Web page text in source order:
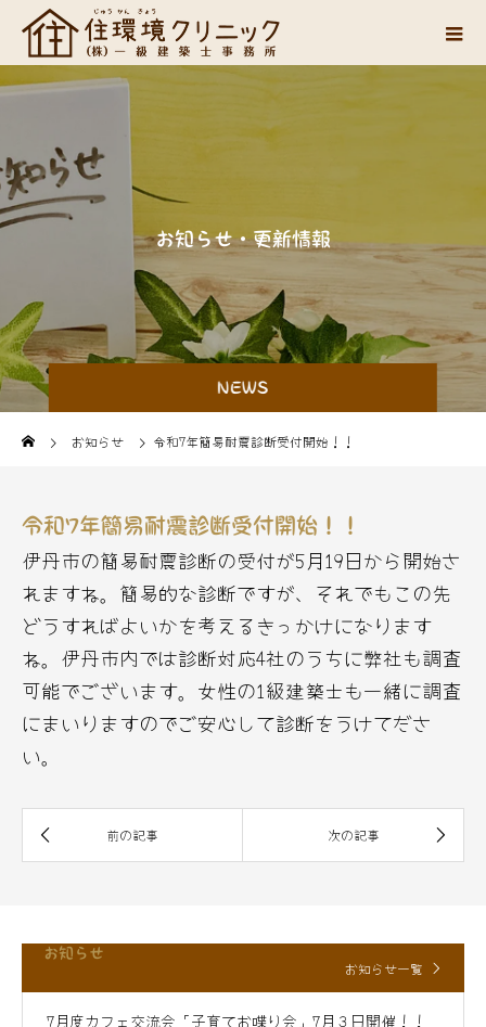
NEWS
お知らせ・更新情報
お知らせ 令和7年簡易耐震診断受付開始！！
令和7年簡易耐震診断受付開始！！
伊丹市の簡易耐震診断の受付が5月19日から開始さ
れますね。簡易的な診断ですが、それでもこの先
どうすればよいかを考えるきっかけになります
ね。伊丹市内では診断対応4社のうちに弊社も調査
可能でございます。女性の1級建築士も一緒に調査
にまいりますのでご安心して診断をうけてださ
い。
お知らせ
お知らせ一覧
7月度カフェ交流会「子育てお喋り会」7月３日開催！！